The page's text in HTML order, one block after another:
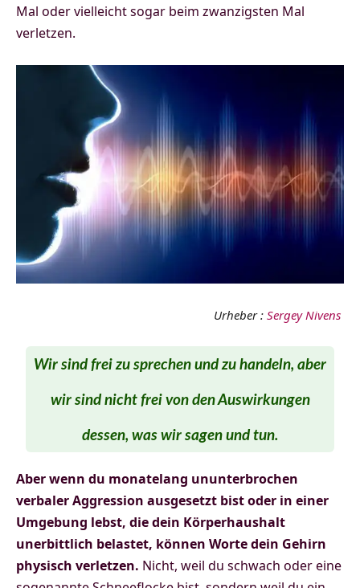
Mal oder vielleicht sogar beim zwanzigsten Mal
verletzen.
Urheber : Sergey Nivens
Wir sind frei zu sprechen und zu handeln, aber
wir sind nicht frei von den Auswirkungen
dessen, was wir sagen und tun.
Aber wenn du monatelang ununterbrochen
verbaler Aggression ausgesetzt bist oder in einer
Umgebung lebst, die dein Körperhaushalt
unerbittlich belastet, können Worte dein Gehirn
physisch verletzen. Nicht, weil du schwach oder eine